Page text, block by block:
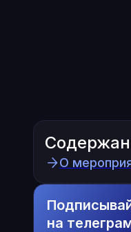
О
на